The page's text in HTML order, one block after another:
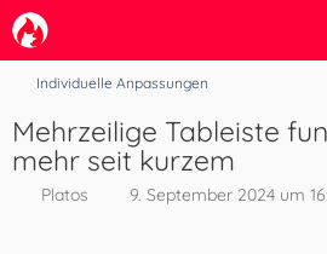
Individuelle Anpassungen
Mehrzeilige Tableiste
mehr seit kurzem
Platos 9. September 2024 um